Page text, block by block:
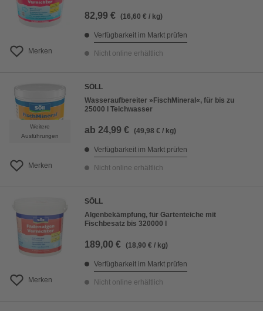
Merken
82,99 € (16,60 € / kg)
Verfügbarkeit im Markt prüfen
Nicht online erhältlich
Weitere
Ausführungen
Merken
SÖLL
Wasseraufbereiter »FischMineral«, für bis zu
25000 l Teichwasser
ab 24,99 € (49,98 € / kg)
Verfügbarkeit im Markt prüfen
Nicht online erhältlich
Merken
SÖLL
Algenbekämpfung, für Gartenteiche mit
Fischbesatz bis 320000 l
189,00 € (18,90 € / kg)
Verfügbarkeit im Markt prüfen
Nicht online erhältlich